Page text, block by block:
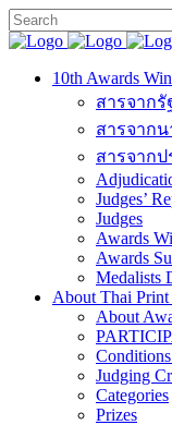
10th Awards
สารจาก
สารจาก
สารจาก
Judges’
Judges
Awards
Awards
Medalists
About Thai Print
About
Judging
Categories
Prizes